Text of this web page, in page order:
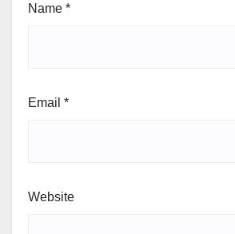
Name *
Email *
Website